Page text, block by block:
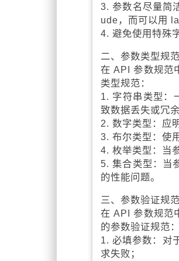
3. 参数名尽量简
ude，而可以用
4. 避免使用特殊
二、参数类型规范
在 API 参数规范
类型规范：
1. 字符串类型：
致数据丢失或冗余
2. 数字类型：应
3. 布尔类型：使
4. 枚举类型：当
5. 集合类型：当
的性能问题。
三、参数验证规范
在 API 参数规范
的参数验证规范：
1. 必填参数：对
求失败；